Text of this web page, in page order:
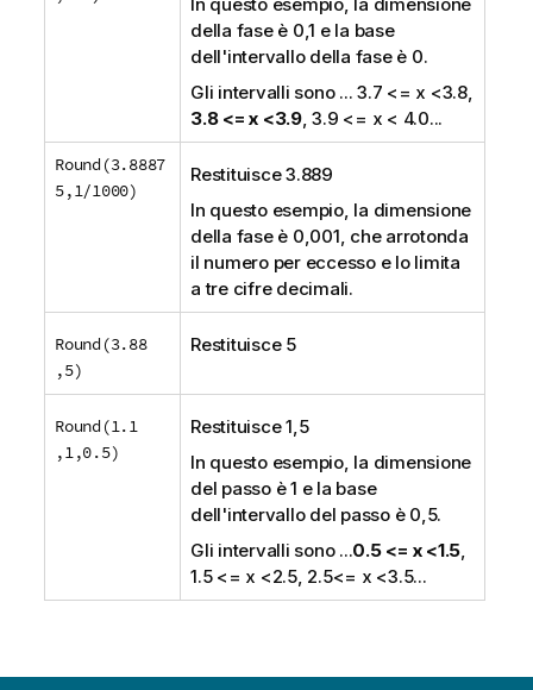
della fase è 0,1 e la base
dell'intervallo della fase è 0.
Gli intervalli sono ... 3.7 <= x <3.8,
3.8 <= x <3.9, 3.9 <= x < 4.0...
Round(3.8887
5,1/1000)
Restituisce 3.889
In questo esempio, la dimensione
della fase è 0,001, che arrotonda
il numero per eccesso e lo limita
a tre cifre decimali.
Round(3.88
,5)
Restituisce 5
Round(1.1
,1,0.5)
Restituisce 1,5
In questo esempio, la dimensione
del passo è 1 e la base
dell'intervallo del passo è 0,5.
Gli intervalli sono ...0.5 <= x <1.5
1.5 <= x <2.5, 2.5<= x <3.5...